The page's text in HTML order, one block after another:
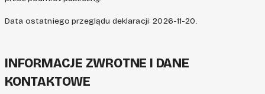
Data ostatniego przeglądu deklaracji: 2026-11-20.
INFORMACJE ZWROTNE I DANE
KONTAKTOWE